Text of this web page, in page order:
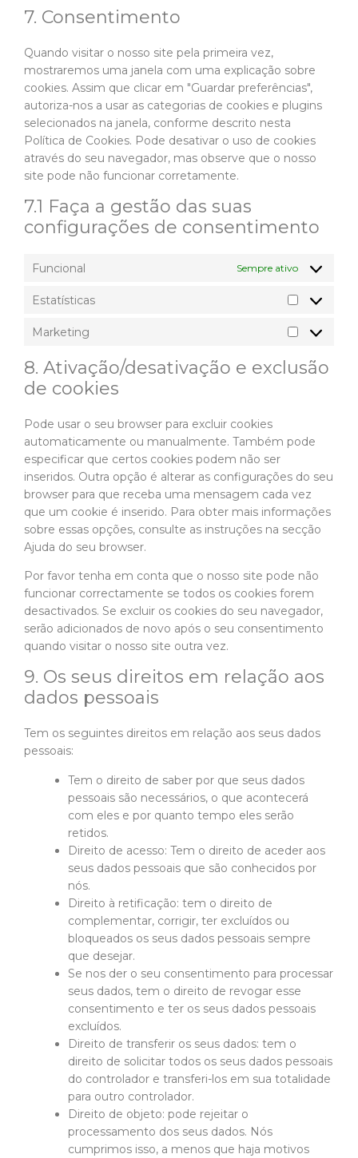
7. Consentimento
Quando visitar o nosso site pela primeira vez,
mostraremos uma janela com uma explicação sobre
cookies. Assim que clicar em "Guardar preferências",
autoriza-nos a usar as categorias de cookies e plugins
selecionados na janela, conforme descrito nesta
Política de Cookies. Pode desativar o uso de cookies
através do seu navegador, mas observe que o nosso
site pode não funcionar corretamente.
7.1 Faça a gestão das suas
configurações de consentimento
Funcional Sempre ativo
Estatísticas
Marketing
8. Ativação/desativação e exclusão
de cookies
Pode usar o seu browser para excluir cookies
automaticamente ou manualmente. Também pode
especificar que certos cookies podem não ser
inseridos. Outra opção é alterar as configurações do seu
browser para que receba uma mensagem cada vez
que um cookie é inserido. Para obter mais informações
sobre essas opções, consulte as instruções na secção
Ajuda do seu browser.
Por favor tenha em conta que o nosso site pode não
funcionar correctamente se todos os cookies forem
desactivados. Se excluir os cookies do seu navegador,
serão adicionados de novo após o seu consentimento
quando visitar o nosso site outra vez.
9. Os seus direitos em relação aos
dados pessoais
Tem os seguintes direitos em relação aos seus dados
pessoais:
Tem o direito de saber por que seus dados
pessoais são necessários, o que acontecerá
com eles e por quanto tempo eles serão
retidos.
Direito de acesso: Tem o direito de aceder aos
seus dados pessoais que são conhecidos por
nós.
Direito à retificação: tem o direito de
complementar, corrigir, ter excluídos ou
bloqueados os seus dados pessoais sempre
que desejar.
Se nos der o seu consentimento para processar
seus dados, tem o direito de revogar esse
consentimento e ter os seus dados pessoais
excluídos.
Direito de transferir os seus dados: tem o
direito de solicitar todos os seus dados pessoais
do controlador e transferi-los em sua totalidade
para outro controlador.
Direito de objeto: pode rejeitar o
processamento dos seus dados. Nós
cumprimos isso, a menos que haja motivos